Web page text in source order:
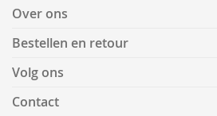
Over ons
Bestellen en retour
Volg ons
Contact